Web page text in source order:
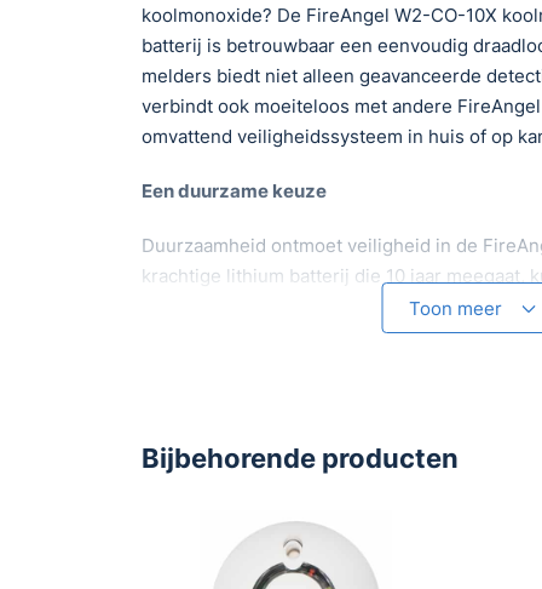
koolmonoxide? De FireAngel W2-CO-10X
batterij is betrouwbaar een eenvoudig
melders biedt niet alleen geavanceerde
verbindt ook moeiteloos met andere
omvattend veiligheidssysteem in huis of op
Een duurzame keuze
Duurzaamheid ontmoet veiligheid in de
krachtige lithium batterij die 10 jaar meegaat,
draadloos met tot wel 50 andere Wi-Safe
rook-, hitte- of andere koolmonoxidemelders
hoogte van gevaar.
Toon meer
Bijbehorende producten